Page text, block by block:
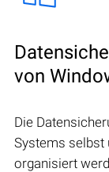
von
Die
Systems selbst
organisiert